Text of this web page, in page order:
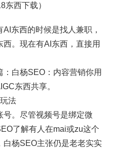
东西下载）
东西的时候是找人兼职，
。现在有AI东西，直接用
白杨SEO：内容营销你用
东西共享。
法
。尽管视频号是绑定微
了解有人在mai或zu这个
白杨SEO主张仍是老老实实